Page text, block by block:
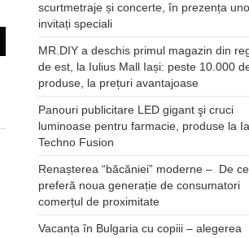
scurtmetraje și concerte, în prezența
invitați speciali
MR.DIY a deschis primul magazin din
de est, la Iulius Mall Iași: peste 10.000
produse, la prețuri avantajoase
Panouri publicitare LED gigant şi cruci
luminoase pentru farmacie, produse la
Techno Fusion
Renașterea “băcăniei” moderne – De ce
preferă noua generație de consumatori
comerțul de proximitate
Vacanța în Bulgaria cu copiii – alegerea